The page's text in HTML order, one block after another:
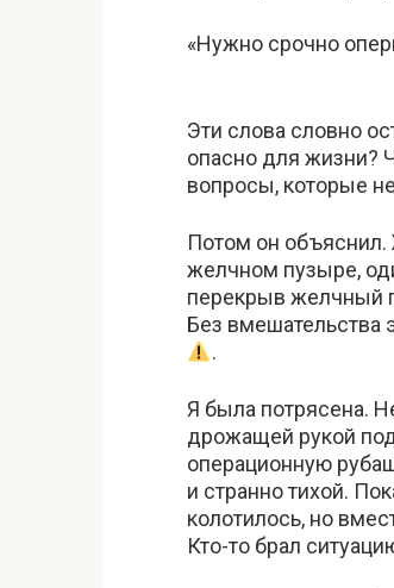
«Нужно срочно
Эти слова словно
опасно для жизни?
вопросы, которые
Потом он
желчном пузыре,
перекрыв желчный
Без вмешательства
.
Я была потрясена.
дрожащей рукой
операционную
и странно тихой.
колотилось, но
Кто-то брал